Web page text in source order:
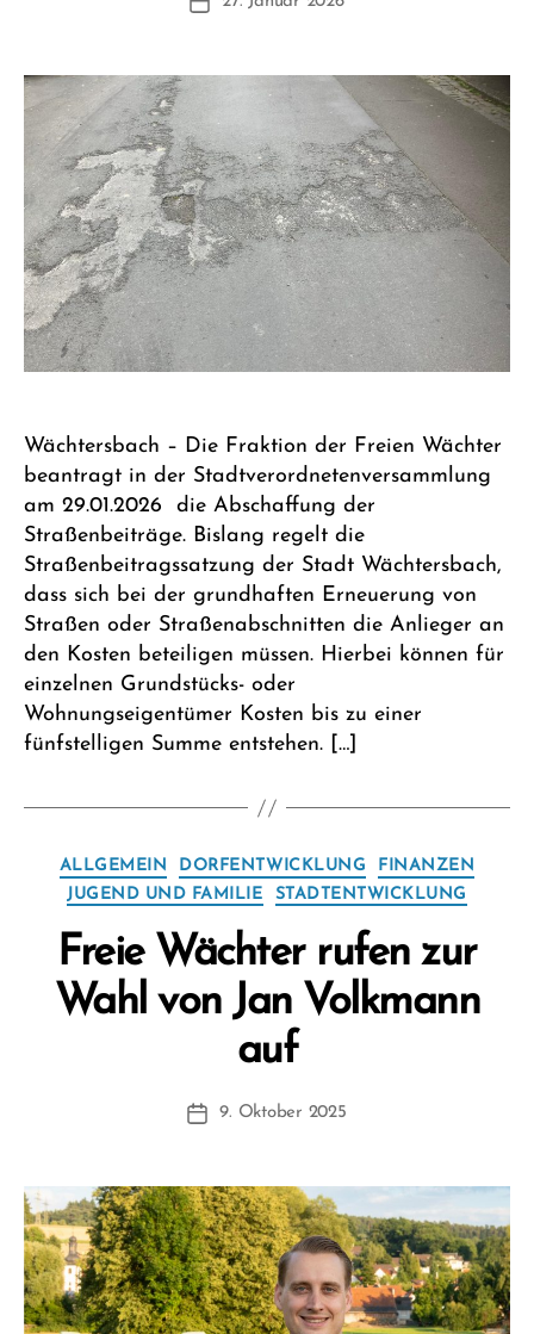
Wächtersbach – Die Fraktion der Freien Wächter
beantragt in der Stadtverordnetenversammlung
am 29.01.2026 die Abschaffung der
Straßenbeiträge. Bislang regelt die
Straßenbeitragssatzung der Stadt Wächtersbach,
dass sich bei der grundhaften Erneuerung von
Straßen oder Straßenabschnitten die Anlieger an
den Kosten beteiligen müssen. Hierbei können für
einzelnen Grundstücks- oder
Wohnungseigentümer Kosten bis zu einer
fünfstelligen Summe entstehen. […]
Kategorien
ALLGEMEIN DORFENTWICKLUNG
FINANZEN
JUGEND UND FAMILIE
STADTENTWICKLUNG
Freie Wächter rufen zur
Wahl von Jan Volkmann
auf
Beitragsautor
F
Beitragsdatum
9. Oktober 2025